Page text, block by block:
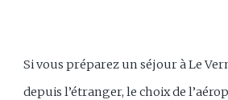
Si vous préparez un séjour à Le
depuis l’étranger, le choix de